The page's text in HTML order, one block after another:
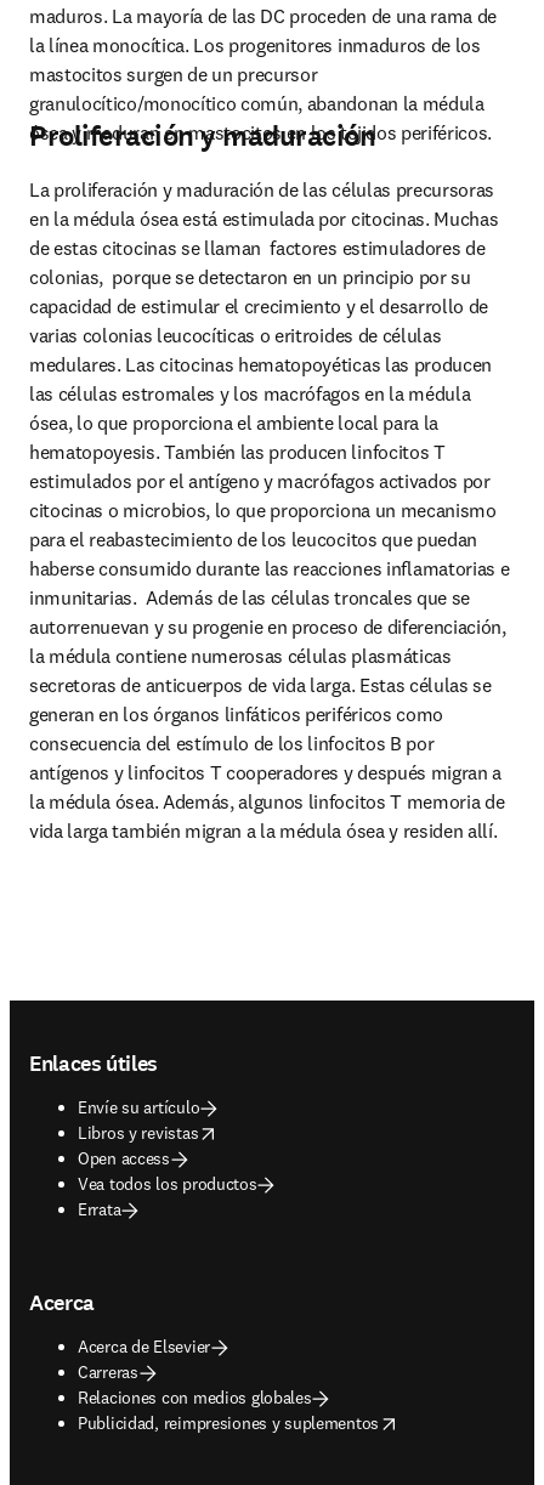
maduros. La mayoría de las DC proceden de una rama de
la línea monocítica. Los progenitores inmaduros de los
mastocitos surgen de un precursor
granulocítico/monocítico común, abandonan la médula
ósea y maduran en mastocitos en los tejidos periféricos.
Proliferación y maduración
La proliferación y maduración de las células precursoras
en la médula ósea está estimulada por citocinas. Muchas
de estas citocinas se llaman  factores estimuladores de
colonias,  porque se detectaron en un principio por su
capacidad de estimular el crecimiento y el desarrollo de
varias colonias leucocíticas o eritroides de células
medulares. Las citocinas hematopoyéticas las producen
las células estromales y los macrófagos en la médula
ósea, lo que proporciona el ambiente local para la
hematopoyesis. También las producen linfocitos T
estimulados por el antígeno y macrófagos activados por
citocinas o microbios, lo que proporciona un mecanismo
para el reabastecimiento de los leucocitos que puedan
haberse consumido durante las reacciones inﬂamatorias e
inmunitarias.  Además de las células troncales que se
autorrenuevan y su progenie en proceso de diferenciación,
la médula contiene numerosas células plasmáticas
secretoras de anticuerpos de vida larga. Estas células se
generan en los órganos linfáticos periféricos como
consecuencia del estímulo de los linfocitos B por
antígenos y linfocitos T cooperadores y después migran a
la médula ósea. Además, algunos linfocitos T memoria de
vida larga también migran a la médula ósea y residen allí.
Enlaces útiles
Envíe su artículo
Libros y revistas
opens in new tab/window
Open access
Vea todos los productos
Errata
Acerca
Acerca de Elsevier
Carreras
Relaciones con medios globales
Publicidad, reimpresiones y suplementos
opens in new tab/window